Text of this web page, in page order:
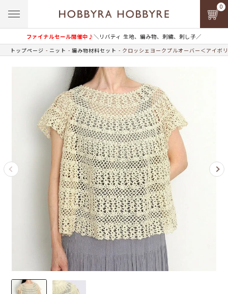
ファイナルセール開催中♪＼リバティ 生地、編み物、刺繍、刺し子／
0
トップページ ニット 編み物材料セット クロッシェヨークプルオーバー＜アイボ